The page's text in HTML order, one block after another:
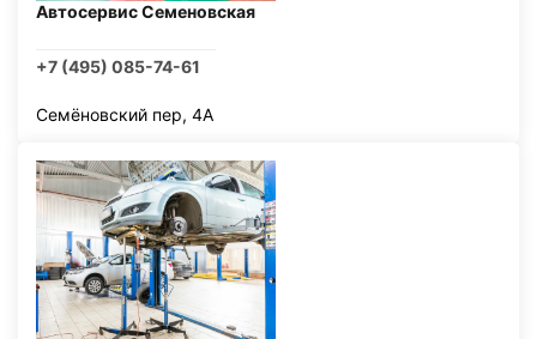
Автосервис Семеновская
+7 (495) 085-74-61
Семёновский пер, 4А